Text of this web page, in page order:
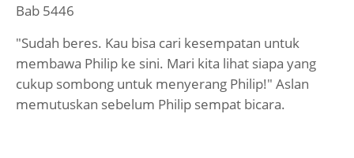
Bab 5446
"Sudah beres. Kau bisa cari kesempatan untuk
membawa Philip ke sini. Mari kita lihat siapa yang
cukup sombong untuk menyerang Philip!" Aslan
memutuskan sebelum Philip sempat bicara.